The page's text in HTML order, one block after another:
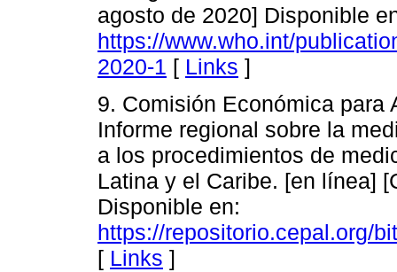
agosto de 2020] Disponible
https://www.who.int/
2020-1 [ Links ]
9. Comisión Económica para
Informe regional sobre la
a los procedimientos de
Latina y el Caribe. [en línea]
Disponible en:
https://repositorio.cepal.org/
[ Links ]